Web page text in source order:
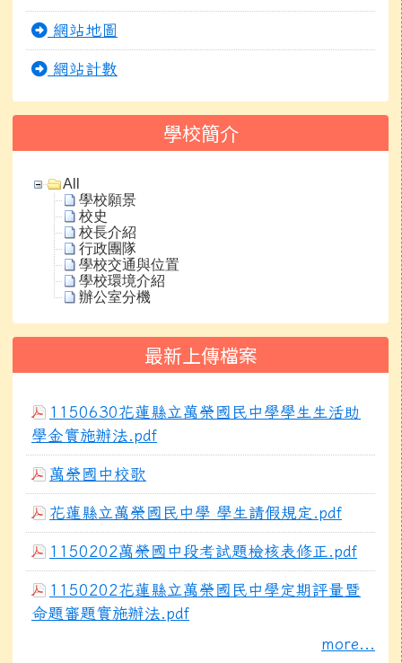
網站地圖
網站計數
學校簡介
All
學校願景
校史
校長介紹
行政團隊
學校交通與位置
學校環境介紹
辦公室分機
最新上傳檔案
1150630花蓮縣立萬榮國民中學學生生活助
學金實施辦法.pdf
萬榮國中校歌
花蓮縣立萬榮國民中學 學生請假規定.pdf
1150202萬榮國中段考試題檢核表修正.pdf
1150202花蓮縣立萬榮國民中學定期評量暨
命題審題實施辦法.pdf
more...